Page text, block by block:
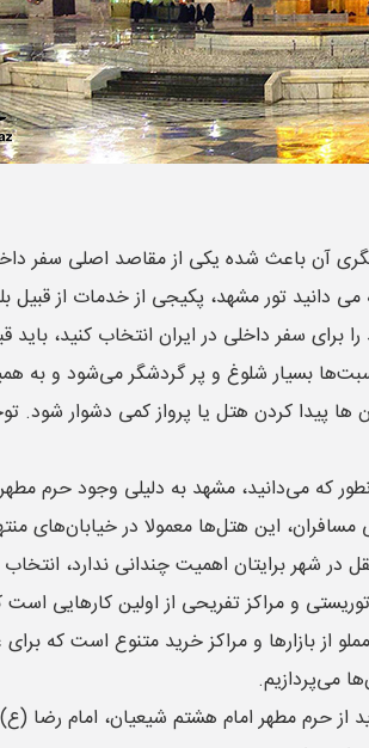
آن باعث شده یکی از مقاصد اصلی سفر
تور مشهد، پکیجی از خدمات از قبیل
سفر داخلی در ایران انتخاب کنید، باید
بسیار شلوغ و پر گردشگر می‌شود و به
پیدا کردن هتل یا پرواز کمی دشوار شود.
که می‌دانید، مشهد به دلیلی وجود حرم
این هتل‌ها معمولا در خیابان‌های
شهر برایتان اهمیت چندانی ندارد،
و مراکز تفریحی از اولین کارهایی
از بازارها و مراکز خرید متنوع است
می‌پردازیم.
از حرم مطهر امام هشتم شیعیان، امام